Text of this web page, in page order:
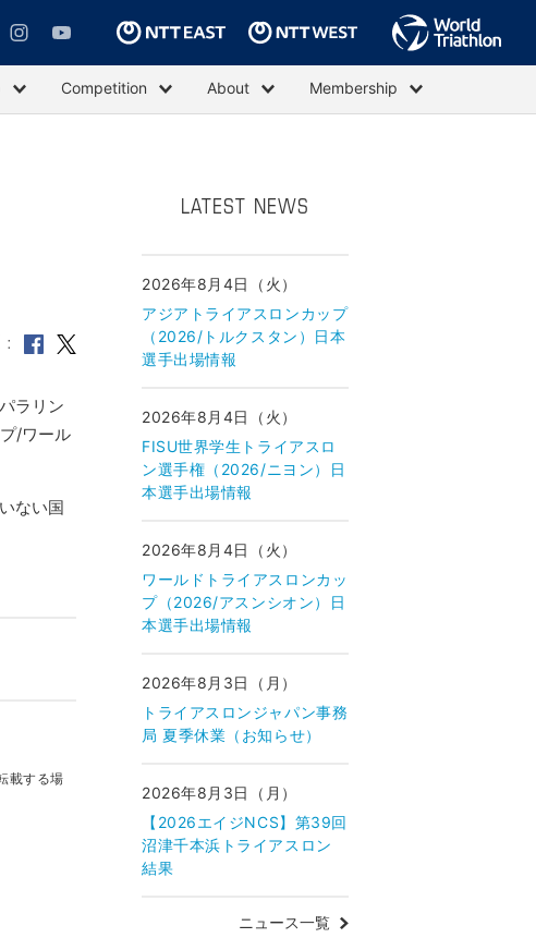
Competition About Membership
ラリン
/ワール
ない国
載する場
LATEST NEWS
2026年8月4日（火）
アジアトライアスロンカップ
（2026/トルクスタン）日本
選手出場情報
2026年8月4日（火）
FISU世界学生トライアスロ
ン選手権（2026/ニヨン）日
本選手出場情報
2026年8月4日（火）
ワールドトライアスロンカッ
プ（2026/アスンシオン）日
本選手出場情報
2026年8月3日（月）
トライアスロンジャパン事務
局 夏季休業（お知らせ）
2026年8月3日（月）
【2026エイジNCS】第39回
沼津千本浜トライアスロン
結果
ニュース一覧